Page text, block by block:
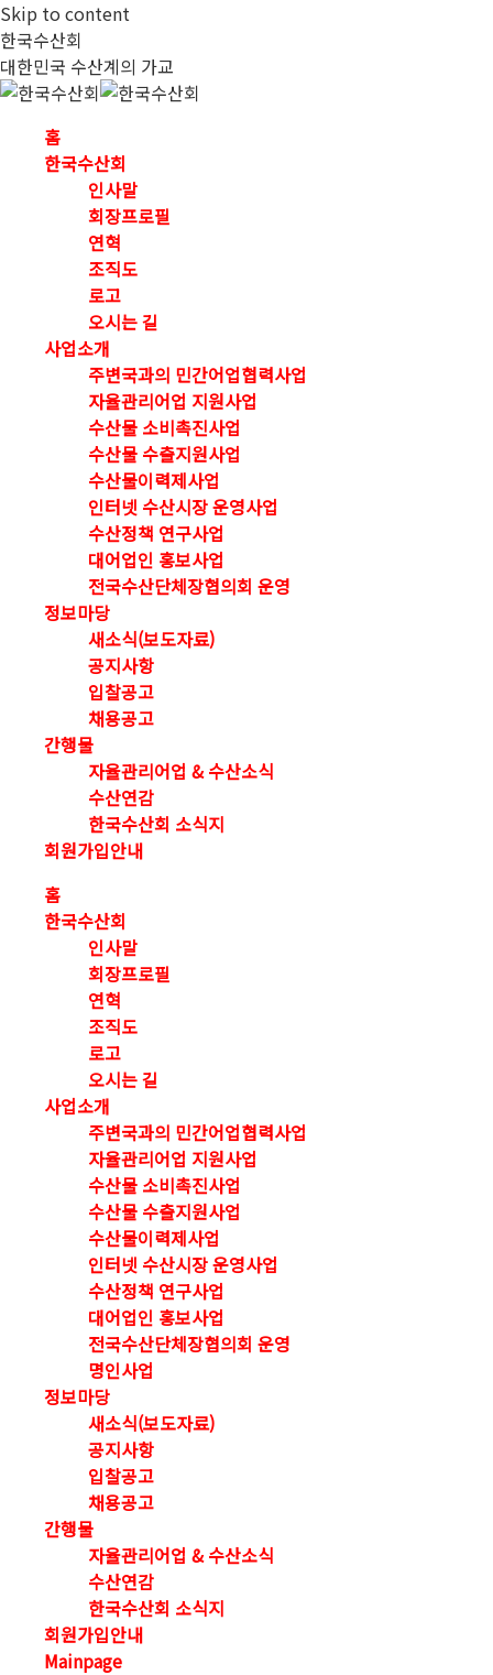
Skip to content
한국수산회
대한민국 수산계의 가교
홈
한국수산회
인사말
회장프로필
연혁
조직도
로고
오시는 길
사업소개
주변국과의 민간어업협력사업
자율관리어업 지원사업
수산물 소비촉진사업
수산물 수출지원사업
수산물이력제사업
인터넷 수산시장 운영사업
수산정책 연구사업
대어업인 홍보사업
전국수산단체장협의회 운영
정보마당
새소식(보도자료)
공지사항
입찰공고
채용공고
간행물
자율관리어업 & 수산소식
수산연감
한국수산회 소식지
회원가입안내
홈
한국수산회
인사말
회장프로필
연혁
조직도
로고
오시는 길
사업소개
주변국과의 민간어업협력사업
자율관리어업 지원사업
수산물 소비촉진사업
수산물 수출지원사업
수산물이력제사업
인터넷 수산시장 운영사업
수산정책 연구사업
대어업인 홍보사업
전국수산단체장협의회 운영
명인사업
정보마당
새소식(보도자료)
공지사항
입찰공고
채용공고
간행물
자율관리어업 & 수산소식
수산연감
한국수산회 소식지
회원가입안내
Mainpage